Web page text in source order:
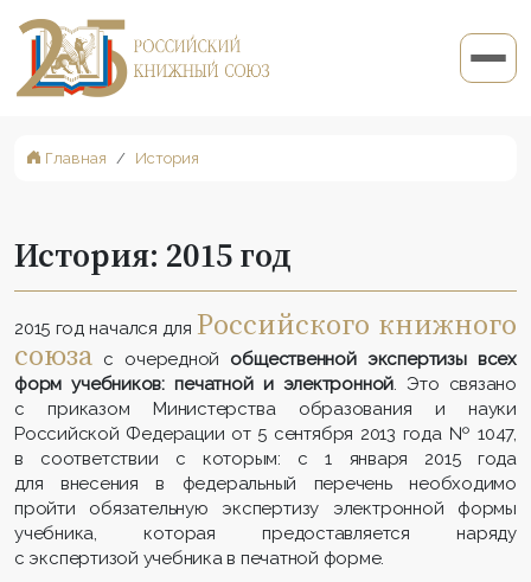
Главная История
История: 2015 год
2015 год начался для Российского книжного
союза с очеред­ной общественной экспертизы всех
форм учебников: печатной и электронной. Это связано
с приказом Министерства образования и науки
Российской Федерации от 5 сентября 2013 года № 1047,
в соответствии с которым: с 1 января 2015 года
для внесения в федеральный перечень необходимо
пройти обязательную экспертизу электронной формы
учебника, которая предоставляется наряду
с экспертизой учебника в печатной форме.